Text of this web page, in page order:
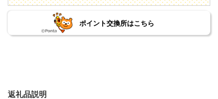
ポイント交換所はこちら
返礼品説明